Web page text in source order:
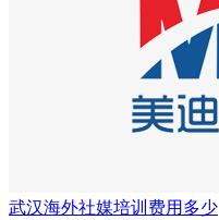
武汉海外社媒培训费用多少